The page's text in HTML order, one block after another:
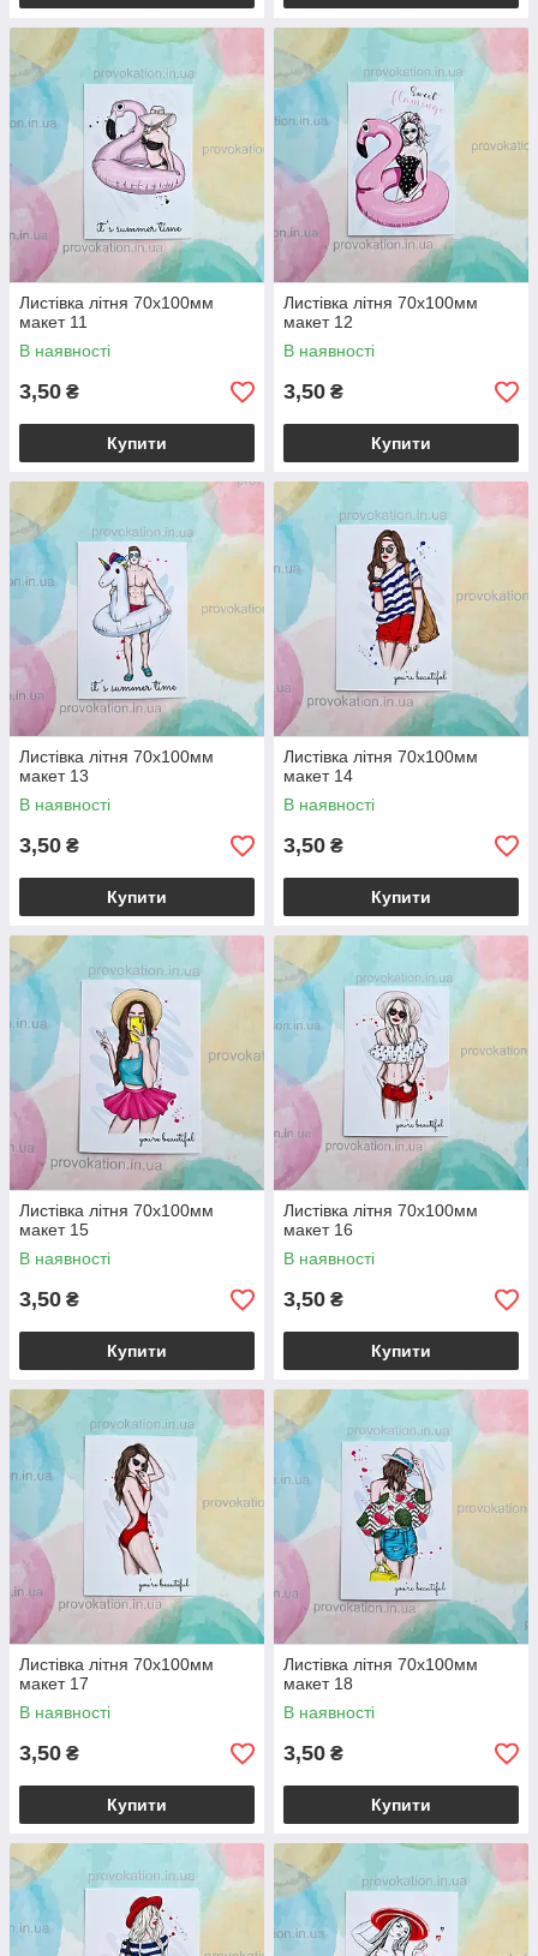
Листівка літня 70х100мм
макет 11
В наявності
3,50 ₴
Купити
Листівка літня 70х100мм
макет 12
В наявності
3,50 ₴
Купити
Листівка літня 70х100мм
макет 13
В наявності
3,50 ₴
Купити
Листівка літня 70х100мм
макет 14
В наявності
3,50 ₴
Купити
Листівка літня 70х100мм
макет 15
В наявності
3,50 ₴
Купити
Листівка літня 70х100мм
макет 16
В наявності
3,50 ₴
Купити
Листівка літня 70х100мм
макет 17
В наявності
3,50 ₴
Купити
Листівка літня 70х100мм
макет 18
В наявності
3,50 ₴
Купити